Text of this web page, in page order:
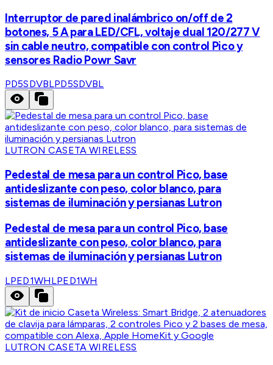
Interruptor de pared inalámbrico on/off de 2
botones, 5 A para LED/CFL, voltaje dual 120/277 V
sin cable neutro, compatible con control Pico y
sensores Radio Powr Savr
PD5SDVBLPD5SDVBL
LUTRON CASETA WIRELESS
Pedestal de mesa para un control Pico, base
antideslizante con peso, color blanco, para
sistemas de iluminación y persianas Lutron
Pedestal de mesa para un control Pico, base
antideslizante con peso, color blanco, para
sistemas de iluminación y persianas Lutron
LPED1WHLPED1WH
LUTRON CASETA WIRELESS